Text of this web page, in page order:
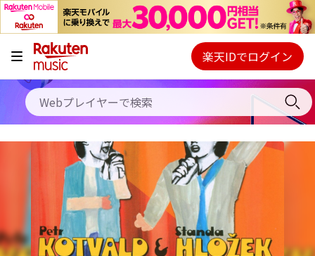
キャンペーン
料金プラン
使い方
初回30日間無料お試し
Webプレイヤー
ご契約内容の確認・変更
楽天IDでログイン